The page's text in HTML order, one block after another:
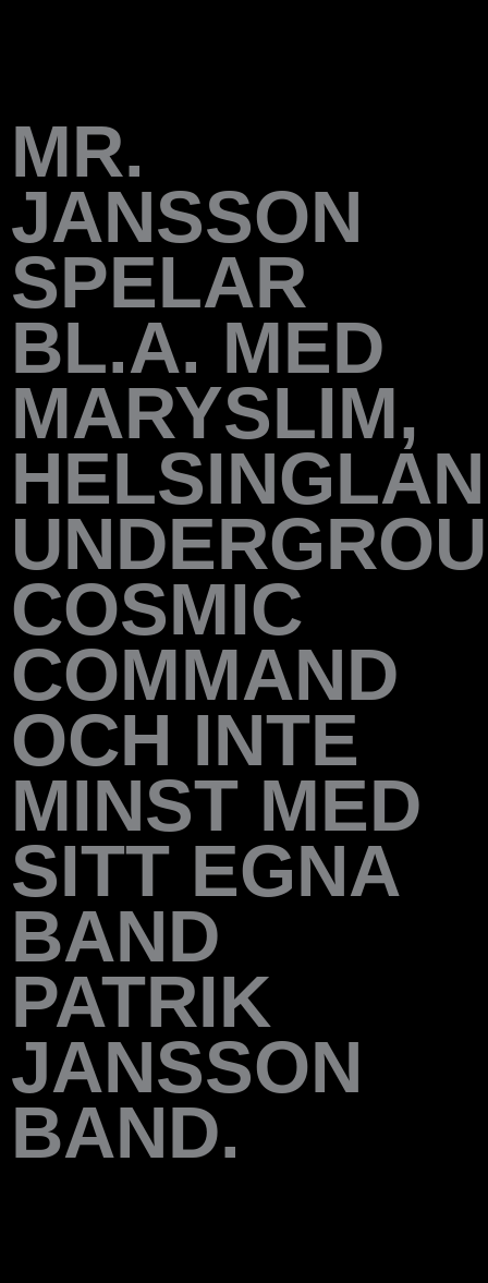
MR.
JANSSON
SPELAR
BL.A. MED
MARYSLIM,
COSMIC
COMMAND
OCH INTE
MINST MED
SITT EGNA
BAND
PATRIK
JANSSON
BAND.